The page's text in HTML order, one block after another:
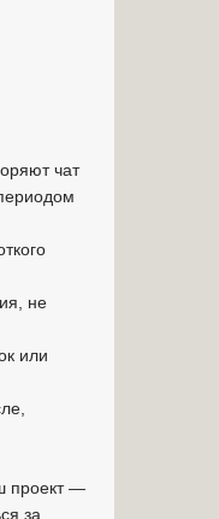
чат
не
или
проект —
за